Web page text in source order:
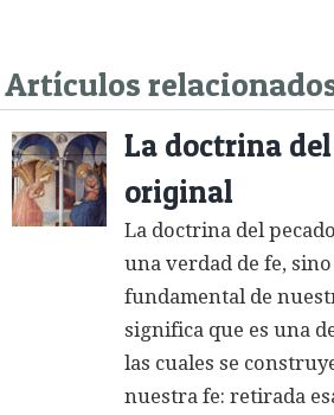
Artículos
La doctrina
original
La doctrina del
una verdad de fe,
fundamental de
significa que es una
las cuales se
nuestra fe: retirada